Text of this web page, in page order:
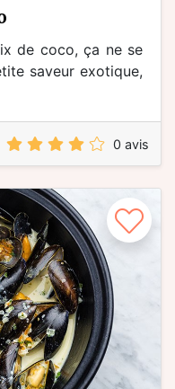
de coco, ça ne se
saveur exotique,
0 avis